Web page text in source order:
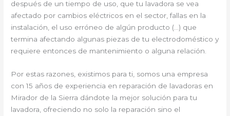
después de un tiempo de uso, que tu lavadora se vea
afectado por cambios eléctricos en el sector, fallas en la
instalación, el uso erróneo de algún producto (…) que
termina afectando algunas piezas de tu electrodoméstico y
requiere entonces de mantenimiento o alguna relación.
Por estas razones, existimos para ti, somos una empresa
con 15 años de experiencia en reparación de lavadoras en
Mirador de la Sierra dándote la mejor solución para tu
lavadora, ofreciendo no solo la reparación sino el